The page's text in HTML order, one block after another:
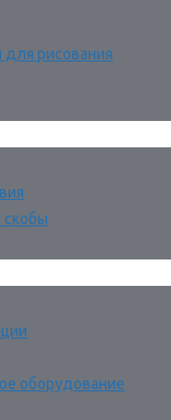
для рисования
оборудование